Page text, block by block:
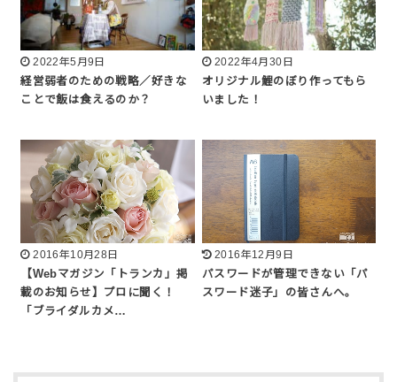
2022年5月9日
経営弱者のための戦略／好きな
ことで飯は食えるのか？
2022年4月30日
オリジナル鯉のぼり作ってもら
いました！
2016年10月28日
【Webマガジン「トランカ」掲
載のお知らせ】プロに聞く！
「ブライダルカメ…
2016年12月9日
パスワードが管理できない「パ
スワード迷子」の皆さんへ。